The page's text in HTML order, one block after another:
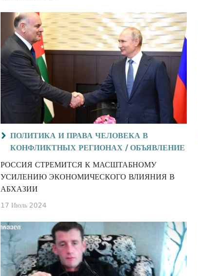
ПОЛИТИКА И ПРАВА ЧЕЛОВЕКА В
КОНФЛИКТНЫХ РЕГИОНАХ / ОБЪЯВЛЕНИЕ
РОССИЯ СТРЕМИТСЯ К МАСШТАБНОМУ
УСИЛЕНИЮ ЭКОНОМИЧЕСКОГО ВЛИЯНИЯ В
АБХАЗИИ
17 Июль 2024